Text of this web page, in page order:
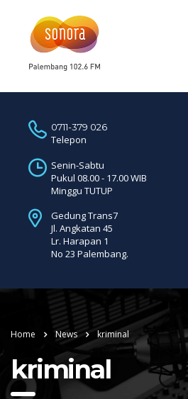
0711-379 026
Telepon
Senin-Sabtu
Pukul 08.00 - 17.00 WIB
Minggu TUTUP
Gedung Trans7
Jl. Angkatan 45
Lr. Harapan 1
No 23 Palembang.
Home News kriminal
kriminal